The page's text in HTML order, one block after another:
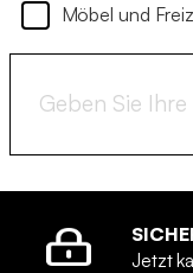
Möbel und
Jetzt